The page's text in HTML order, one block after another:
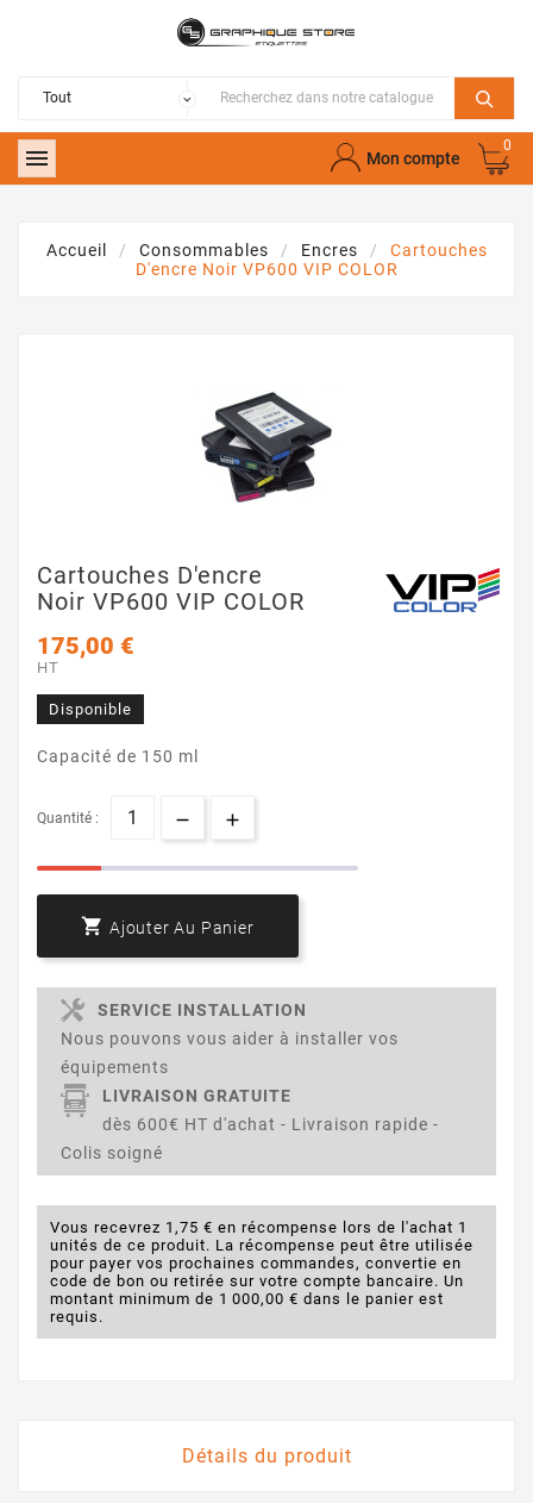
 Mon compte
0
Accueil Consommables Encres
Cartouches
D'encre Noir VP600 VIP COLOR
Cartouches D'encre
Noir VP600 VIP COLOR
175,00 €
HT
Disponible
Capacité de 150 ml
Quantité :
 Ajouter Au Panier
SERVICE INSTALLATION
Nous pouvons vous aider à installer vos
équipements
LIVRAISON GRATUITE
dès 600€ HT d'achat - Livraison rapide -
Colis soigné
Vous recevrez 1,75 € en récompense lors de l'achat 1
unités de ce produit. La récompense peut être utilisée
pour payer vos prochaines commandes, convertie en
code de bon ou retirée sur votre compte bancaire. Un
montant minimum de 1 000,00 € dans le panier est
requis.
Détails du produit